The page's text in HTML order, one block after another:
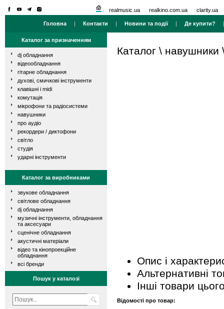
realmusic.ua realkino.com.ua clarity.ua
Головна | Контакти | Новини та події| Де купити?
Каталог за призначенням
dj обладнання
відеообладнання
гітарне обладнання
духові, смичкові інструменти
клавішні і midi
комутація
мікрофони та радіосистеми
навушники
про аудіо
рекордери / диктофони
світло
студія
ударні інструменти
Каталог за виробниками
звукове обладнання
світлове обладнання
dj обладнання
музичні інструменти, обладнання
та аксесуари
сценічне обладнання
акустичні матеріали
відео та кінопроекційне
обладнання
всі бренди
Пошук у каталозі
Каталог \ навушники
Опис і
Альтернативні
Інші товари
Відомості про товар: